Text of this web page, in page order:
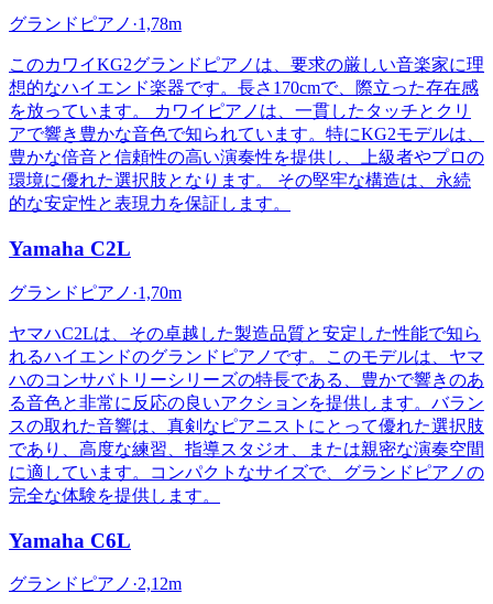
グランドピアノ ·1,78m
このカワイKG2グランドピアノは、要求の厳しい音楽家に理
想的なハイエンド楽器です。長さ170cmで、際立った存在感
を放っています。 カワイピアノは、一貫したタッチとクリ
アで響き豊かな音色で知られています。特にKG2モデルは、
豊かな倍音と信頼性の高い演奏性を提供し、上級者やプロの
環境に優れた選択肢となります。 その堅牢な構造は、永続
的な安定性と表現力を保証します。
Yamaha C2L
グランドピアノ ·1,70m
ヤマハC2Lは、その卓越した製造品質と安定した性能で知ら
れるハイエンドのグランドピアノです。このモデルは、ヤマ
ハのコンサバトリーシリーズの特長である、豊かで響きのあ
る音色と非常に反応の良いアクションを提供します。バラン
スの取れた音響は、真剣なピアニストにとって優れた選択肢
であり、高度な練習、指導スタジオ、または親密な演奏空間
に適しています。コンパクトなサイズで、グランドピアノの
完全な体験を提供します。
Yamaha C6L
グランドピアノ ·2,12m